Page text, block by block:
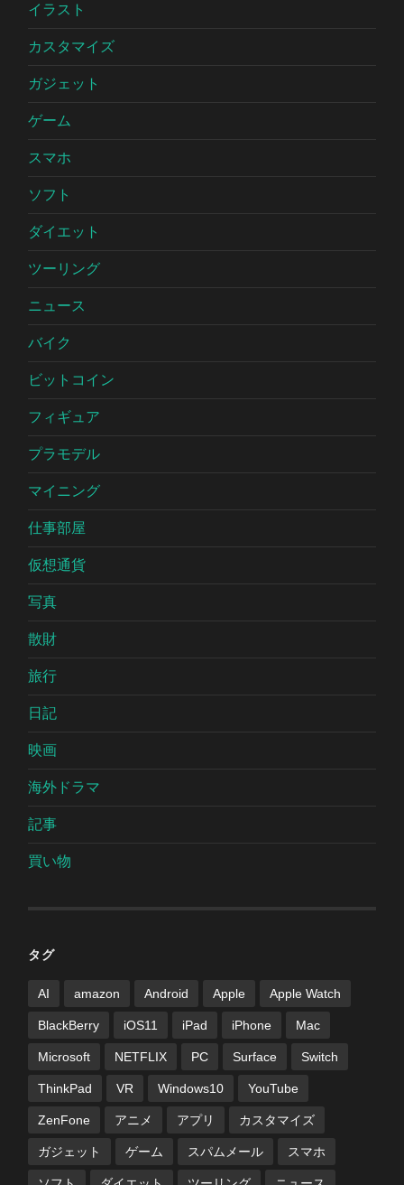
イラスト
カスタマイズ
ガジェット
ゲーム
スマホ
ソフト
ダイエット
ツーリング
ニュース
バイク
ビットコイン
フィギュア
プラモデル
マイニング
仕事部屋
仮想通貨
写真
散財
旅行
日記
映画
海外ドラマ
記事
買い物
タグ
AI amazon Android Apple Apple Watch
BlackBerry iOS11 iPad iPhone Mac
Microsoft NETFLIX PC Surface Switch
ThinkPad VR Windows10 YouTube
ZenFone アニメ アプリ カスタマイズ
ガジェット ゲーム スパムメール スマホ